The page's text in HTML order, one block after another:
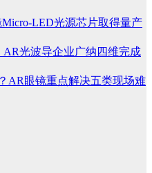
LED光源芯片取得量产
光波导企业广纳四维完成
AR眼镜重点解决五类现场难